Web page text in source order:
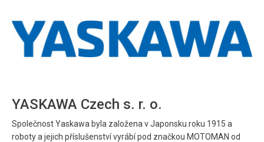
YASKAWA Czech s. r. o.
Společnost Yaskawa byla založena v Japonsku roku 1915 a
roboty a jejich příslušenství vyrábí pod značkou MOTOMAN od